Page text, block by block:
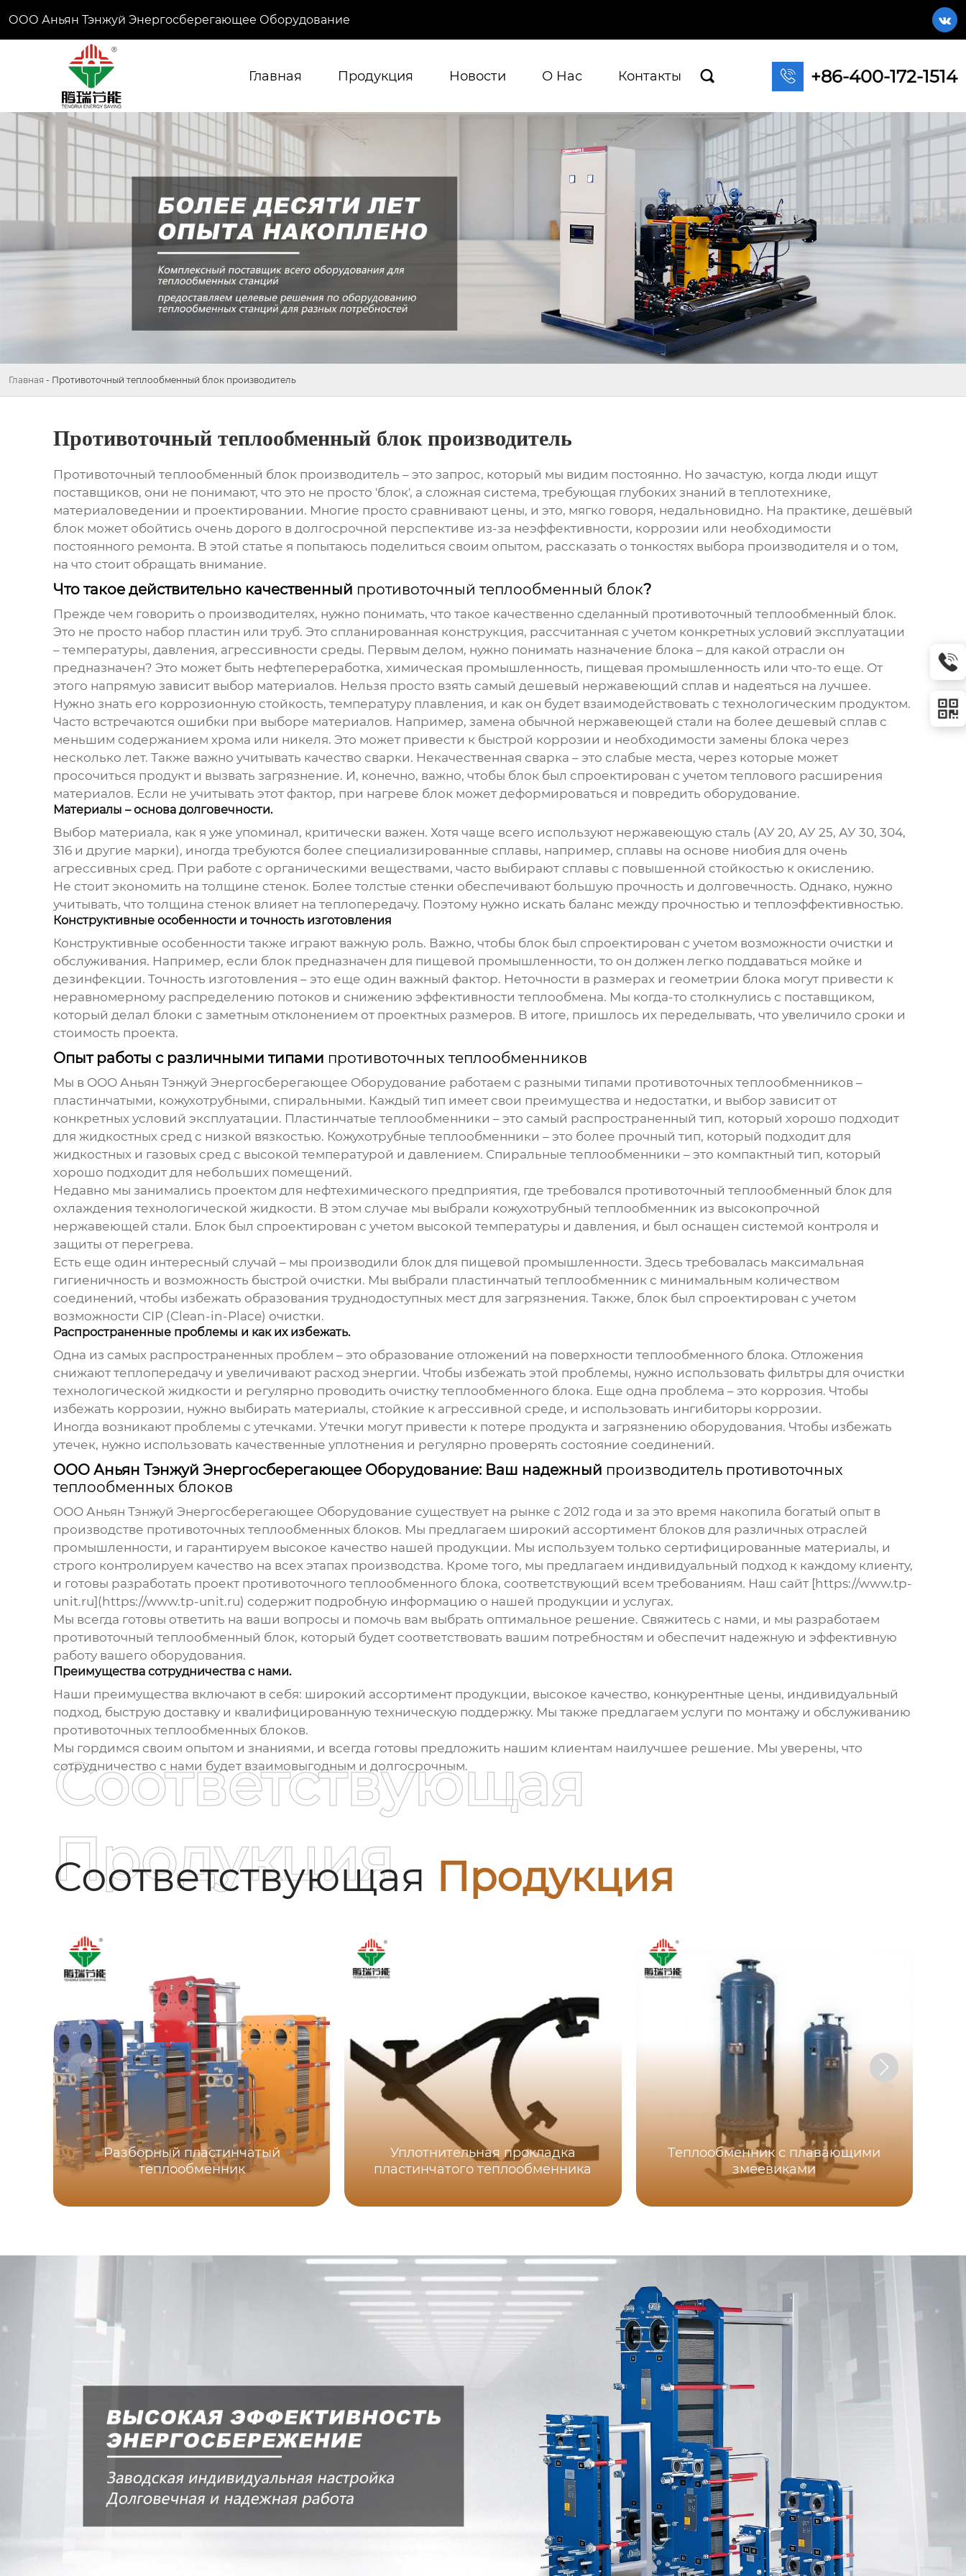
ООО Аньян Тэнжуй Энергосберегающее Оборудование 
Главная Продукция Новости О Hас Контакты   +86-400-172-1514
Главная - Противоточный теплообменный блок производитель
Противоточный теплообменный блок производитель
Противоточный теплообменный блок производитель – это запрос, который мы видим постоянно. Но зачастую, когда люди ищут
поставщиков, они не понимают, что это не просто 'блок', а сложная система, требующая глубоких знаний в теплотехнике,
материаловедении и проектировании. Многие просто сравнивают цены, и это, мягко говоря, недальновидно. На практике, дешёвый
блок может обойтись очень дорого в долгосрочной перспективе из-за неэффективности, коррозии или необходимости
постоянного ремонта. В этой статье я попытаюсь поделиться своим опытом, рассказать о тонкостях выбора производителя и о том,
на что стоит обращать внимание.
Что такое действительно качественный противоточный теплообменный блок?
Прежде чем говорить о производителях, нужно понимать, что такое качественно сделанный противоточный теплообменный блок.
Это не просто набор пластин или труб. Это спланированная конструкция, рассчитанная с учетом конкретных условий эксплуатации
– температуры, давления, агрессивности среды. Первым делом, нужно понимать назначение блока – для какой отрасли он
предназначен? Это может быть нефтепереработка, химическая промышленность, пищевая промышленность или что-то еще. От
этого напрямую зависит выбор материалов. Нельзя просто взять самый дешевый нержавеющий сплав и надеяться на лучшее.
Нужно знать его коррозионную стойкость, температуру плавления, и как он будет взаимодействовать с технологическим продуктом.
Часто встречаются ошибки при выборе материалов. Например, замена обычной нержавеющей стали на более дешевый сплав с
меньшим содержанием хрома или никеля. Это может привести к быстрой коррозии и необходимости замены блока через
несколько лет. Также важно учитывать качество сварки. Некачественная сварка – это слабые места, через которые может
просочиться продукт и вызвать загрязнение. И, конечно, важно, чтобы блок был спроектирован с учетом теплового расширения
материалов. Если не учитывать этот фактор, при нагреве блок может деформироваться и повредить оборудование.
Материалы – основа долговечности.
Выбор материала, как я уже упоминал, критически важен. Хотя чаще всего используют нержавеющую сталь (АУ 20, АУ 25, АУ 30, 304,
316 и другие марки), иногда требуются более специализированные сплавы, например, сплавы на основе ниобия для очень
агрессивных сред. При работе с органическими веществами, часто выбирают сплавы с повышенной стойкостью к окислению.
Не стоит экономить на толщине стенок. Более толстые стенки обеспечивают большую прочность и долговечность. Однако, нужно
учитывать, что толщина стенок влияет на теплопередачу. Поэтому нужно искать баланс между прочностью и теплоэффективностью.
Конструктивные особенности и точность изготовления
Конструктивные особенности также играют важную роль. Важно, чтобы блок был спроектирован с учетом возможности очистки и
обслуживания. Например, если блок предназначен для пищевой промышленности, то он должен легко поддаваться мойке и
дезинфекции. Точность изготовления – это еще один важный фактор. Неточности в размерах и геометрии блока могут привести к
неравномерному распределению потоков и снижению эффективности теплообмена. Мы когда-то столкнулись с поставщиком,
который делал блоки с заметным отклонением от проектных размеров. В итоге, пришлось их переделывать, что увеличило сроки и
стоимость проекта.
Опыт работы с различными типами противоточных теплообменников
Мы в ООО Аньян Тэнжуй Энергосберегающее Оборудование работаем с разными типами противоточных теплообменников–
пластинчатыми, кожухотрубными, спиральными. Каждый тип имеет свои преимущества и недостатки, и выбор зависит от
конкретных условий эксплуатации. Пластинчатые теплообменники – это самый распространенный тип, который хорошо подходит
для жидкостных сред с низкой вязкостью. Кожухотрубные теплообменники – это более прочный тип, который подходит для
жидкостных и газовых сред с высокой температурой и давлением. Спиральные теплообменники – это компактный тип, который
хорошо подходит для небольших помещений.
Недавно мы занимались проектом для нефтехимического предприятия, где требовался противоточный теплообменный блокдля
охлаждения технологической жидкости. В этом случае мы выбрали кожухотрубный теплообменник из высокопрочной
нержавеющей стали. Блок был спроектирован с учетом высокой температуры и давления, и был оснащен системой контроля и
защиты от перегрева.
Есть еще один интересный случай – мы производили блок для пищевой промышленности. Здесь требовалась максимальная
гигиеничность и возможность быстрой очистки. Мы выбрали пластинчатый теплообменник с минимальным количеством
соединений, чтобы избежать образования труднодоступных мест для загрязнения. Также, блок был спроектирован с учетом
возможности CIP (Clean-in-Place) очистки.
Распространенные проблемы и как их избежать.
Одна из самых распространенных проблем – это образование отложений на поверхности теплообменного блока. Отложения
снижают теплопередачу и увеличивают расход энергии. Чтобы избежать этой проблемы, нужно использовать фильтры для очистки
технологической жидкости и регулярно проводить очистку теплообменного блока. Еще одна проблема – это коррозия. Чтобы
избежать коррозии, нужно выбирать материалы, стойкие к агрессивной среде, и использовать ингибиторы коррозии.
Иногда возникают проблемы с утечками. Утечки могут привести к потере продукта и загрязнению оборудования. Чтобы избежать
утечек, нужно использовать качественные уплотнения и регулярно проверять состояние соединений.
ООО Аньян Тэнжуй Энергосберегающее Оборудование: Ваш надежный производитель противоточных
теплообменных блоков
ООО Аньян Тэнжуй Энергосберегающее Оборудование существует на рынке с 2012 года и за это время накопила богатый опыт в
производстве противоточных теплообменных блоков. Мы предлагаем широкий ассортимент блоков для различных отраслей
промышленности, и гарантируем высокое качество нашей продукции. Мы используем только сертифицированные материалы, и
строго контролируем качество на всех этапах производства. Кроме того, мы предлагаем индивидуальный подход к каждому клиенту,
и готовы разработать проект противоточного теплообменного блока, соответствующий всем требованиям. Наш сайт [https://www.tp-
unit.ru](https://www.tp-unit.ru) содержит подробную информацию о нашей продукции и услугах.
Мы всегда готовы ответить на ваши вопросы и помочь вам выбрать оптимальное решение. Свяжитесь с нами, и мы разработаем
противоточный теплообменный блок, который будет соответствовать вашим потребностям и обеспечит надежную и эффективную
работу вашего оборудования.
Преимущества сотрудничества с нами.
Наши преимущества включают в себя: широкий ассортимент продукции, высокое качество, конкурентные цены, индивидуальный
подход, быструю доставку и квалифицированную техническую поддержку. Мы также предлагаем услуги по монтажу и обслуживанию
противоточных теплообменных блоков.
Мы гордимся своим опытом и знаниями, и всегда готовы предложить нашим клиентам наилучшее решение. Мы уверены, что
сотрудничество с нами будет взаимовыгодным и долгосрочным.
Соответствующая Продукция
Соответствующая
Продукция
Разборный пластинчатый
теплообменник
Уплотнительная прокладка
пластинчатого теплообменника
Теплообменник с плавающими
змеевиками